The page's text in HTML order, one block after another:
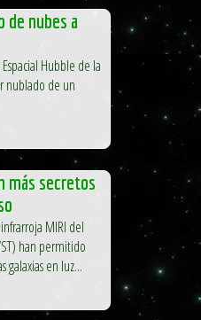
de nubes a
Hubble de la
nublado de un
más secretos
MIRI del
han permitido
galaxias en luz...